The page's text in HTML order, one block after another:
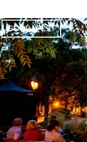
GOODAPEST